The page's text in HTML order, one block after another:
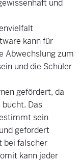
und
kann für
Abwechslung zum
und die Schüler
gefördert, da
bucht. Das
sein
gefordert
bei falscher
kann jeder